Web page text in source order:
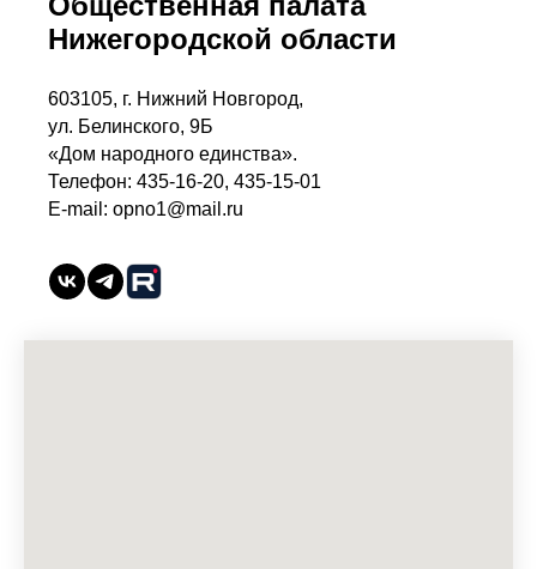
Нижегородской области
603105, г. Нижний Новгород,
ул. Белинского, 9Б
«Дом народного единства».
Телефон: 435-16-20, 435-15-01
E-mail: opno1@mail.ru